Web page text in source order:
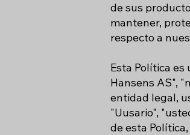
de sus
mantener,
respecto a
Esta Política
Hansens AS",
entidad legal,
"Uusario",
de esta